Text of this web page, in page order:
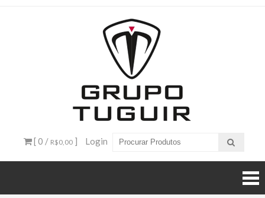
– Grupo
Tuguir
[ 0 / R$0,00 ] Login